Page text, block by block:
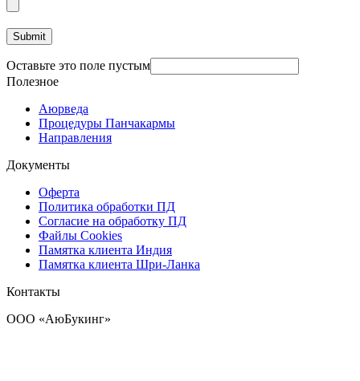
Оставьте это поле пустым
Полезное
Аюрведа
Процедуры Панчакармы
Направления
Документы
Оферта
Политика обработки ПД
Согласие на обработку ПД
Файлы Cookies
Памятка клиента Индия
Памятка клиента Шри-Ланка
Контакты
OOO «АюБукинг»